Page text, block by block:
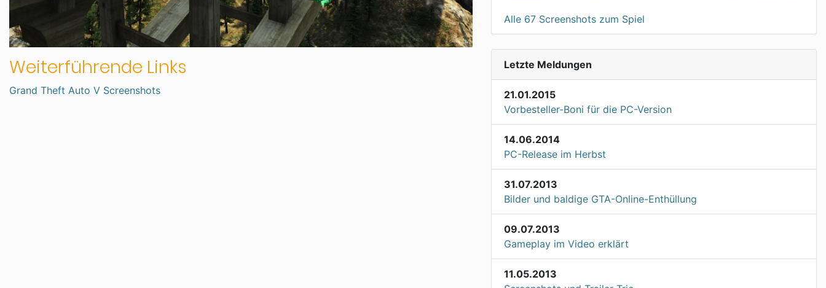
Weiterführende Links
Grand Theft Auto V Screenshots
Alle 67 Screenshots zum Spiel
Letzte Meldungen
21.01.2015
Vorbesteller-Boni für die PC-Version
14.06.2014
PC-Release im Herbst
31.07.2013
Bilder und baldige GTA-Online-Enthüllung
09.07.2013
Gameplay im Video erklärt
11.05.2013